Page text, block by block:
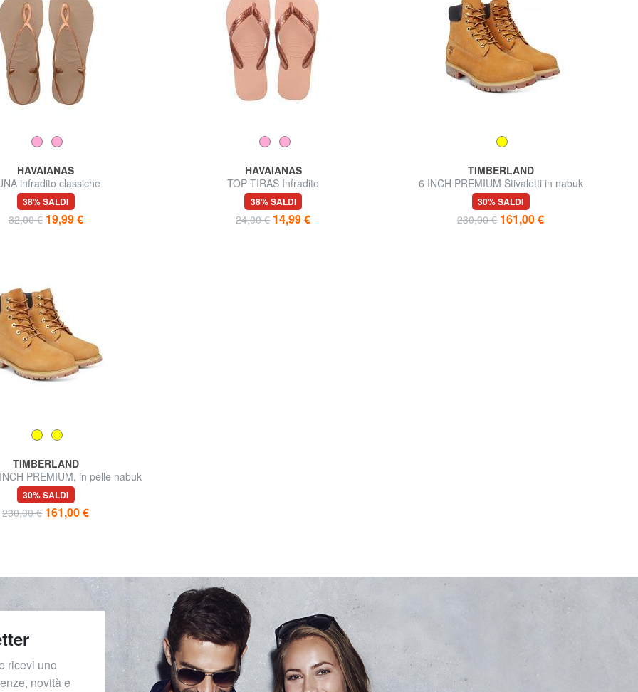
HAVAIANAS
infradito classiche
38% SALDI
32,00 € 19,99 €
HAVAIANAS
TOP TIRAS Infradito
38% SALDI
24,00 € 14,99 €
TIMBERLAND
6 INCH PREMIUM Stivaletti in nabuk
30% SALDI
230,00 € 161,00 €
TIMBERLAND
PREMIUM, in pelle nabuk
30% SALDI
230,00 € 161,00 €
ricevi uno
novità e